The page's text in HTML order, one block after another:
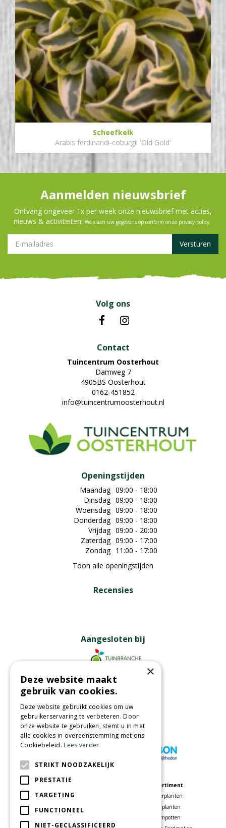
Scheefkelk
Arabis ferdinandi-coburgii 'Old Gold'
Aanmelden nieuwsbrief
Ontvang ongeveer 1x per week onze nieuwsbrief met acties,
nieuws & activiteiten! We slaan uw gegevens op conform onze privacy policy.
Volg ons
Contact
Tuincentrum Oosterhout
Damweg 7
4905BS Oosterhout
0162-451852
info@tuincentrumoosterhout.nl
Openingstijden
Maandag 09:00 - 18:00
Dinsdag 09:00 - 18:00
Woensdag 09:00 - 18:00
Donderdag 09:00 - 18:00
Vrijdag 09:00 - 20:00
Zaterdag 09:00 - 17:00
Zondag 11:00 - 17:00
Toon alle openingstijden
Recensies
Aangesloten bij
Partners
Wij accepteren
Tuincentrum
Speelparadijs
Assortiment
Kamerplanten
Tuinplanten
Bloempotten
×
Deze website maakt
gebruik van cookies.
Deze website gebruikt cookies om uw
gebruikerservaring te verbeteren. Door
onze website te gebruiken, stemt u in met
alle cookies in overeenstemming met ons
Cookiebeleid.Lees verder
STRIKT NOODZAKELIJK
PRESTATIE
TARGETING
FUNCTIONEEL
NIET-GECLASSIFICEERD